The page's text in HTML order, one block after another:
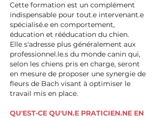
Cette formation est un complément
indispensable pour tout.e intervenant.e
spécialisé.e en comportement,
éducation et rééducation du chien.
Elle s'adresse plus généralement aux
professionnel.le.s du monde canin qui,
selon les chiens pris en charge, seront
en mesure de proposer une synergie de
fleurs de Bach visant à optimiser le
travail mis en place.
QU'EST-CE QU'UN.E PRATICIEN.NE EN